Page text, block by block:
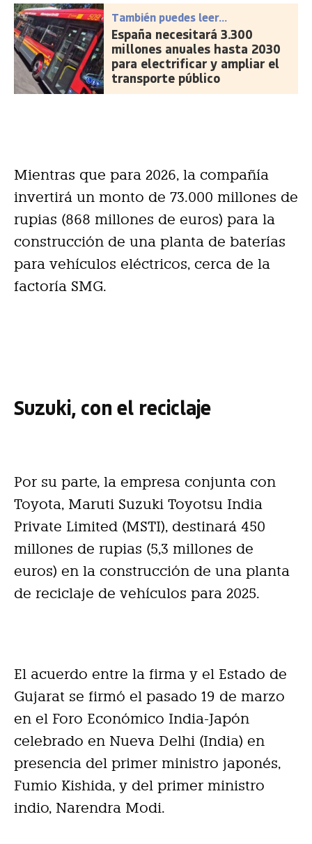
También puedes leer...
España necesitará 3.300
millones anuales hasta 2030
para electrificar y ampliar el
transporte público
Mientras que para 2026, la compañía
invertirá un monto de 73.000 millones de
rupias (868 millones de euros) para la
construcción de una planta de baterías
para vehículos eléctricos, cerca de la
factoría SMG.
Suzuki, con el reciclaje
Por su parte, la empresa conjunta con
Toyota, Maruti Suzuki Toyotsu India
Private Limited (MSTI), destinará 450
millones de rupias (5,3 millones de
euros) en la construcción de una planta
de reciclaje de vehículos para 2025.
El acuerdo entre la firma y el Estado de
Gujarat se firmó el pasado 19 de marzo
en el Foro Económico India-Japón
celebrado en Nueva Delhi (India) en
presencia del primer ministro japonés,
Fumio Kishida, y del primer ministro
indio, Narendra Modi.